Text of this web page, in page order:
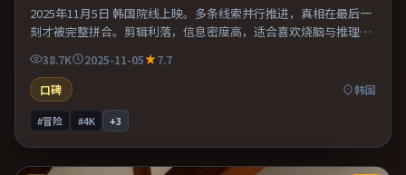
2025年11月5日 韩国院线上映。多条线索并行推进，真相在最后一
刻才被完整拼合。剪辑利落，信息密度高，适合喜欢烧脑与推理的
观众。整体完成度较高，适合周末一口气看完。
38.7K 2025-11-05
7.7
口碑
韩国
#冒险 #4K +3